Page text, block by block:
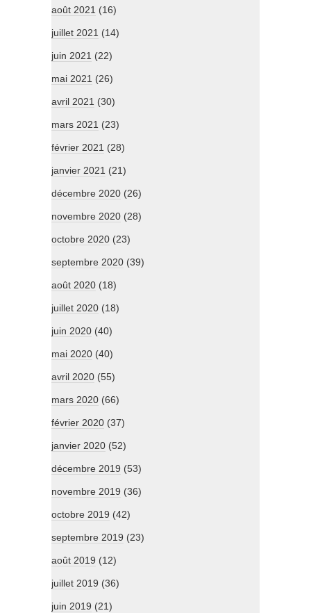
août 2021 (16)
juillet 2021 (14)
juin 2021 (22)
mai 2021 (26)
avril 2021 (30)
mars 2021 (23)
février 2021 (28)
janvier 2021 (21)
décembre 2020 (26)
novembre 2020 (28)
octobre 2020 (23)
septembre 2020 (39)
août 2020 (18)
juillet 2020 (18)
juin 2020 (40)
mai 2020 (40)
avril 2020 (55)
mars 2020 (66)
février 2020 (37)
janvier 2020 (52)
décembre 2019 (53)
novembre 2019 (36)
octobre 2019 (42)
septembre 2019 (23)
août 2019 (12)
juillet 2019 (36)
juin 2019 (21)